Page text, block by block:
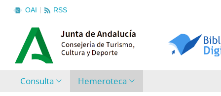
OAI RSS
Consulta Hemeroteca